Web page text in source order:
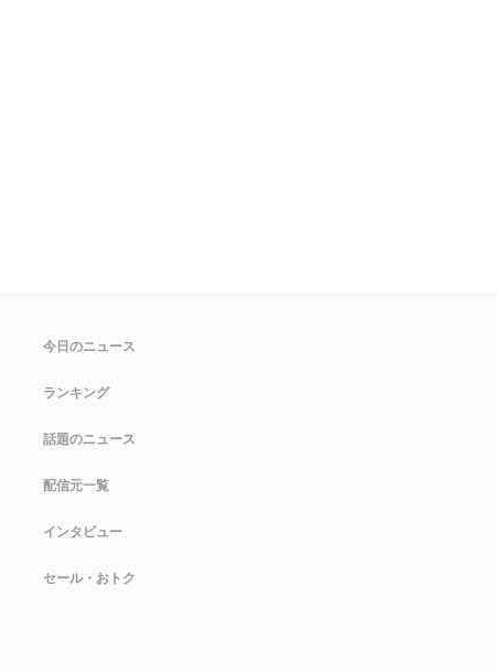
今日のニュース
ランキング
話題のニュース
配信元一覧
インタビュー
セール・おトク